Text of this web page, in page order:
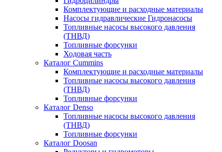
Комплектующие и расходные материалы
Насосы гидравлические Гидронасосы
Топливные насосы высокого давления
(ТНВД)
Топливные форсунки
Ходовая часть
Каталог Cummins
Комплектующие и расходные материалы
Топливные насосы высокого давления
(ТНВД)
Топливные форсунки
Каталог Denso
Топливные насосы высокого давления
(ТНВД)
Топливные форсунки
Каталог Doosan